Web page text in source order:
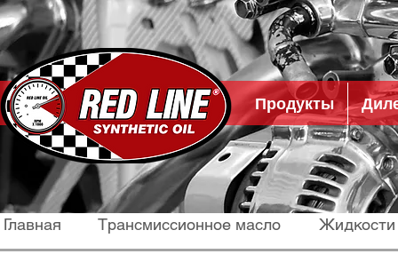
Продукты
Главная Трансмиссионное масло